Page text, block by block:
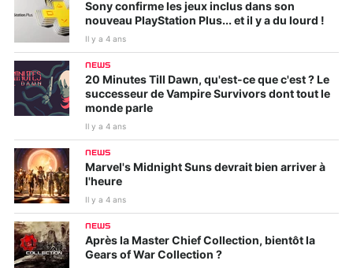
Sony confirme les jeux inclus dans son
nouveau PlayStation Plus... et il y a du lourd !
Il y a 4 ans
NEWS
20 Minutes Till Dawn, qu'est-ce que c'est ? Le
successeur de Vampire Survivors dont tout le
monde parle
Il y a 4 ans
NEWS
Marvel's Midnight Suns devrait bien arriver à
l'heure
Il y a 4 ans
NEWS
Après la Master Chief Collection, bientôt la
Gears of War Collection ?